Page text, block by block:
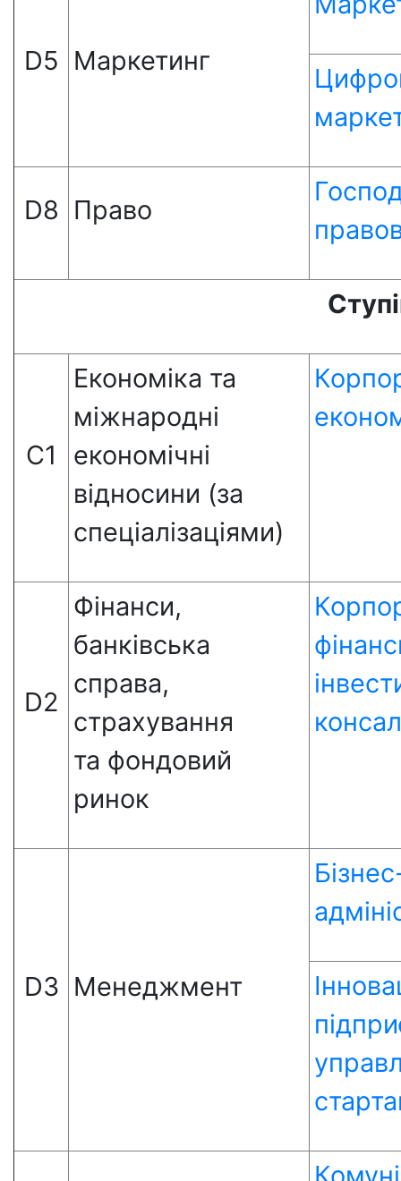
D5 Маркетинг
D8 Право
С1
Економіка та
міжнародні
економічні
відносини (за
спеціалізаціями)
D2
Фінанси,
банківська
справа,
страхування
та фондовий
ринок
D3 Менеджмент